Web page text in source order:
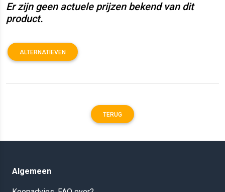
Er zijn geen actuele prijzen bekend van dit
product.
ALTERNATIEVEN
TERUG
Algemeen